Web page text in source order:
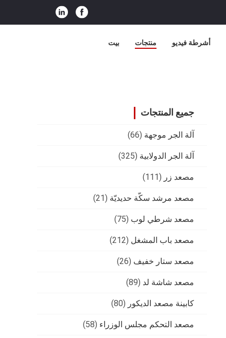
بيت منتجات أشرطة فيديو
جميع المنتجات
آلة الجر موجهة (66)
آلة الجر الدولابية (325)
مصعد زر (111)
مصعد مرشد سكّة حديديّة (21)
مصعد شرطي لوب (75)
مصعد باب المشغل (212)
مصعد ستار خفيف (26)
مصعد شاشة لد (89)
كابينة مصعد الديكور (80)
مصعد التحكم مجلس الوزراء (58)